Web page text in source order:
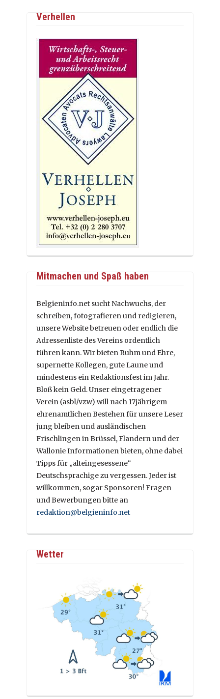
Verhellen
Mitmachen und Spaß haben
Belgieninfo.net sucht Nachwuchs, der
schreiben, fotografieren und redigieren,
unsere Website betreuen oder endlich die
Adressenliste des Vereins ordentlich
führen kann. Wir bieten Ruhm und Ehre,
supernette Kollegen, gute Laune und
mindestens ein Redaktionsfest im Jahr.
Bloß kein Geld. Unser eingetragener
Verein (asbl/vzw) will nach 17jährigem
ehrenamtlichen Bestehen für unsere Leser
jung bleiben und ausländischen
Frischlingen in Brüssel, Flandern und der
Wallonie Informationen bieten, ohne dabei
Tipps für „alteingesessene“
Deutschsprachige zu vergessen. Jeder ist
willkommen, sogar Sponsoren! Fragen
und Bewerbungen bitte an
redaktion@belgieninfo.net
Wetter